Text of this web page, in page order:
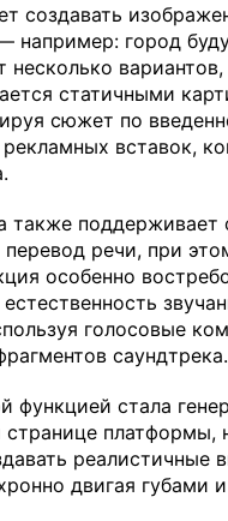
создавать
например: город
несколько
статичными
сюжет по
вставок,
также поддерживает
перевод речи, при
особенно
естественность
голосовые
саундтрека.
функцией стала
странице
реалистичные
двигая губами